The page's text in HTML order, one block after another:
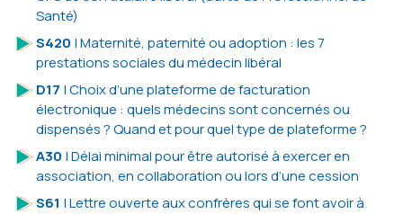
Santé)
S420 | Maternité, paternité ou adoption : les 7
prestations sociales du médecin libéral
D17 | Choix d’une plateforme de facturation
électronique : quels médecins sont concernés ou
dispensés ? Quand et pour quel type de plateforme ?
A30 | Délai minimal pour être autorisé à exercer en
association, en collaboration ou lors d’une cession
S61 | Lettre ouverte aux confrères qui se font avoir à